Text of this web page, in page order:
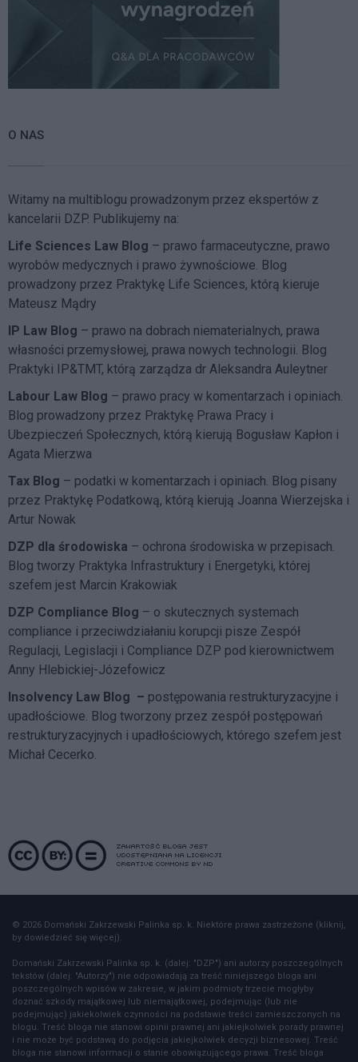
O NAS
Witamy na multiblogu prowadzonym przez ekspertów z
kancelarii DZP. Publikujemy na:
Life Sciences Law Blog – prawo farmaceutyczne, prawo
wyrobów medycznych i prawo żywnościowe. Blog
prowadzony przez Praktykę Life Sciences, którą kieruje
Mateusz Mądry
IP Law Blog – prawo na dobrach niematerialnych, prawa
własności przemysłowej, prawa nowych technologii. Blog
Praktyki IP&TMT, którą zarządza dr Aleksandra Auleytner
Labour Law Blog – prawo pracy w komentarzach i opiniach.
Blog prowadzony przez Praktykę Prawa Pracy i
Ubezpieczeń Społecznych, którą kierują Bogusław Kapłon i
Agata Mierzwa
Tax Blog – podatki w komentarzach i opiniach. Blog pisany
przez Praktykę Podatkową, którą kierują Joanna Wierzejska i
Artur Nowak
DZP dla środowiska – ochrona środowiska w przepisach.
Blog tworzy Praktyka Infrastruktury i Energetyki, której
szefem jest Marcin Krakowiak
DZP Compliance Blog – o skutecznych systemach
compliance i przeciwdziałaniu korupcji pisze Zespół
Regulacji, Legislacji i Compliance DZP pod kierownictwem
Anny Hlebickiej-Józefowicz
Insolvency Law Blog – postępowania restrukturyzacyjne i
upadłościowe. Blog tworzony przez zespół postępowań
restrukturyzacyjnych i upadłościowych, którego szefem jest
Michał Cecerko.
© 2026 Domański Zakrzewski Palinka sp. k. Niektóre prawa zastrzeżone (kliknij,
by dowiedzieć się więcej).
Domański Zakrzewski Palinka sp. k. (dalej: "DZP") ani autorzy poszczególnych
tekstów (dalej: "Autorzy") nie odpowiadają za treść niniejszego bloga ani
poszczególnych wpisów w zakresie, w jakim podmioty trzecie mogłyby
doznać szkody majątkowej lub niemajątkowej, podejmując (lub nie
podejmując) jakiekolwiek czynności na podstawie treści zamieszczonych na
blogu. Treść bloga nie stanowi opinii prawnej ani jakiejkolwiek porady prawnej
i nie może być podstawą do podjęcia jakiejkolwiek decyzji biznesowej. Treść
bloga nie stanowi informacji o stanie obowiązującego prawa. Treść bloga